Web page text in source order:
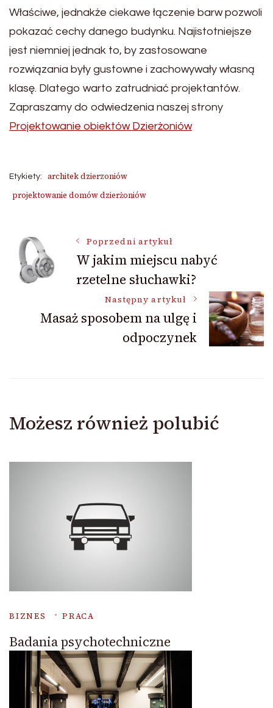
Właściwe, jednakże ciekawe łączenie barw pozwoli
pokazać cechy danego budynku. Najistotniejsze
jest niemniej jednak to, by zastosowane
rozwiązania były gustowne i zachowywały własną
klasę. Dlatego warto zatrudniać projektantów.
Zapraszamy do odwiedzenia naszej strony
Projektowanie obiektów Dzierżoniów
Etykiety:
architek dzierzoniów
projektowanie domów dzierżoniów
Nawigacja
wpisu
Poprzedni artykuł
W jakim miejscu nabyć
rzetelne słuchawki?
Następny artykuł
Masaż sposobem na ulgę i
odpoczynek
Możesz również polubić
BIZNES PRACA
Badania psychotechniczne